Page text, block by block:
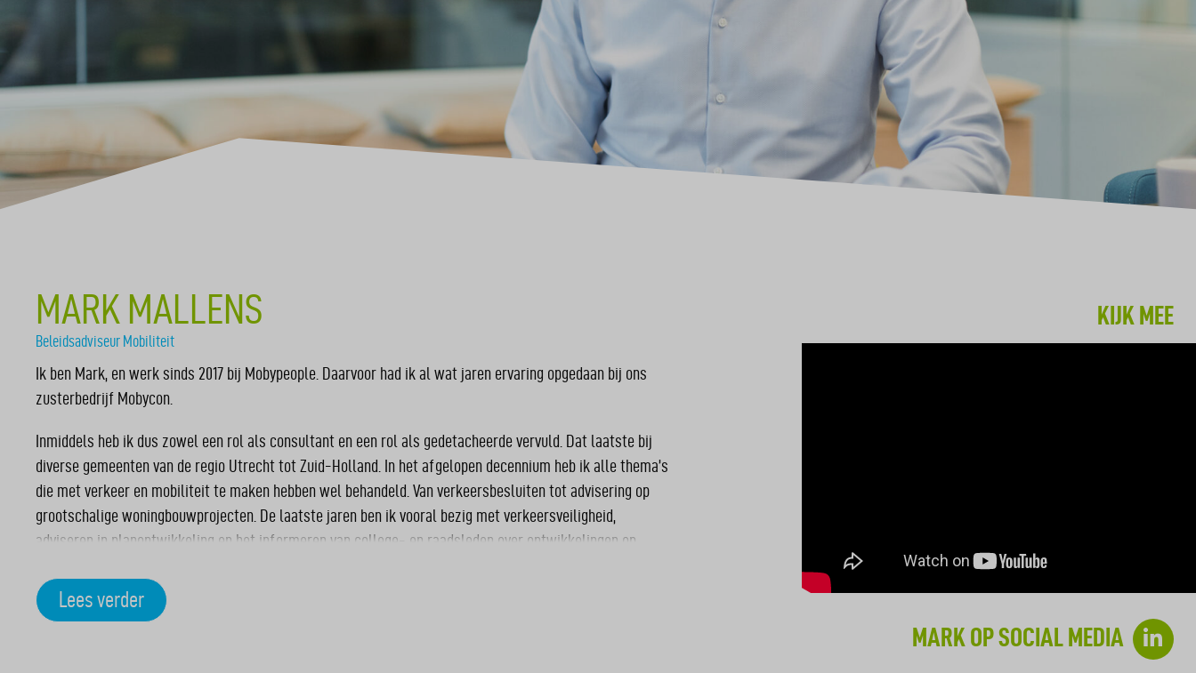
MARK MALLENS
Beleidsadviseur Mobiliteit
Ik ben Mark, en werk sinds 2017 bij Mobypeople. Daarvoor had ik al wat jaren ervaring opgedaan bij ons
zusterbedrijf Mobycon.
Inmiddels heb ik dus zowel een rol als consultant en een rol als gedetacheerde vervuld. Dat laatste bij
diverse gemeenten van de regio Utrecht tot Zuid-Holland. In het afgelopen decennium heb ik alle thema’s
die met verkeer en mobiliteit te maken hebben wel behandeld. Van verkeersbesluiten tot advisering op
grootschalige woningbouwprojecten. De laatste jaren ben ik vooral bezig met verkeersveiligheid,
adviseren in planontwikkeling en het informeren van college- en raadsleden over ontwikkelingen op
In mijn vrije tijd hockey ik, bij (natuurlijk) de beste en leukste club van Brabant: HCGR. Buiten het seizoen
Lees verder
KIJK MEE
MARK OP SOCIAL MEDIA